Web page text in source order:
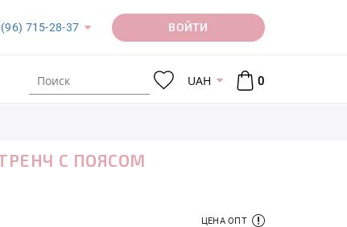
715-28-37 ВОЙТИ
UAH 0
С ПОЯСОМ
ЦЕНА ОПТ